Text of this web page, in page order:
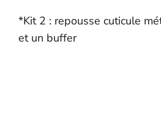
*Kit 2 : repousse cuticule
et un buffer